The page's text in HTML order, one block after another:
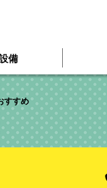
備
すすめ